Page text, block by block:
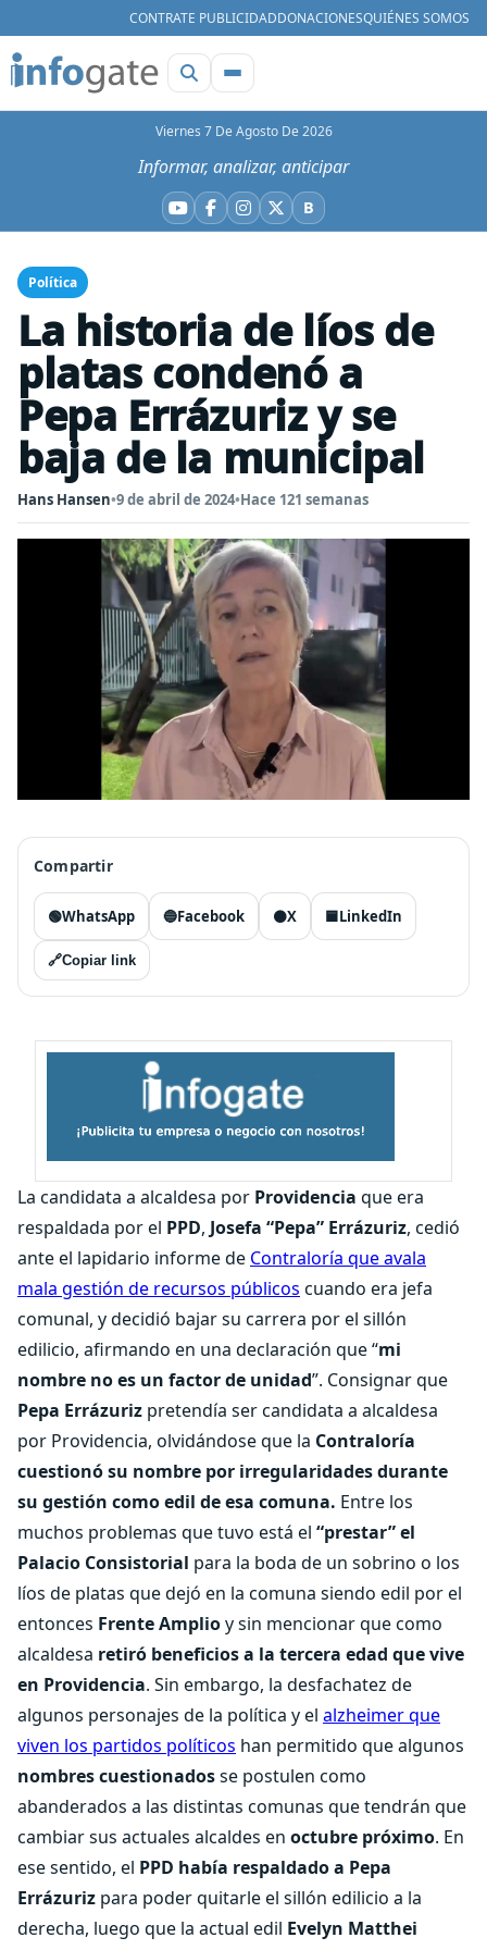
CONTRATE PUBLICIDADDONACIONESQUIÉNES SOMOS
Viernes 7 De Agosto De 2026
Informar, analizar, anticipar
YouTube
Facebook
Instagram
X BBluesky
Política
La historia de líos de
platas condenó a
Pepa Errázuriz y se
baja de la municipal
Hans Hansen•9 de abril de 2024•Hace 121 semanas
Compartir
🟢WhatsApp 🔵Facebook ⚫X 🟦LinkedIn
🔗Copiar link
La candidata a alcaldesa por Providencia que era
respaldada por el PPD, Josefa “Pepa” Errázuriz, cedió
ante el lapidario informe de Contraloría que avala
mala gestión de recursos públicos cuando era jefa
comunal, y decidió bajar su carrera por el sillón
edilicio, afirmando en una declaración que “mi
nombre no es un factor de unidad”. Consignar que
Pepa Errázuriz pretendía ser candidata a alcaldesa
por Providencia, olvidándose que la Contraloría
cuestionó su nombre por irregularidades durante
su gestión como edil de esa comuna. Entre los
muchos problemas que tuvo está el “prestar” el
Palacio Consistorial para la boda de un sobrino o los
líos de platas que dejó en la comuna siendo edil por el
entonces Frente Amplioy sin mencionar que como
alcaldesa retiró beneficios a la tercera edad que vive
en Providencia. Sin embargo, la desfachatez de
algunos personajes de la política y el alzheimer que
viven los partidos políticos han permitido que algunos
nombres cuestionadosse postulen como
abanderados a las distintas comunas que tendrán que
cambiar sus actuales alcaldes en octubre próximo. En
ese sentido, el PPD había respaldado a Pepa
Errázuriz para poder quitarle el sillón edilicio a la
derecha, luego que la actual edil Evelyn Matthei